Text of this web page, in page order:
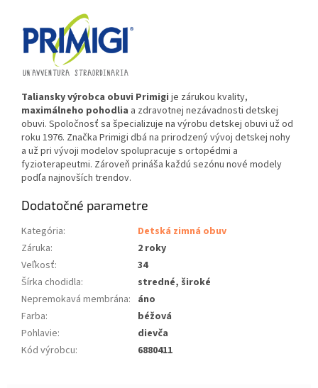
Taliansky výrobca obuvi Primigi je zárukou kvality,
maximálneho pohodlia a zdravotnej nezávadnosti detskej
obuvi. Spoločnosť sa špecializuje na výrobu detskej obuvi už od
roku 1976. Značka Primigi dbá na prirodzený vývoj detskej nohy
a už pri vývoji modelov spolupracuje s ortopédmi a
fyzioterapeutmi. Zároveň prináša každú sezónu nové modely
podľa najnovších trendov.
Dodatočné parametre
Kategória:
Detská zimná obuv
Záruka:
2 roky
Veľkosť:
34
Šírka chodidla:
stredné, široké
Nepremokavá membrána: áno
Farba:
béžová
Pohlavie:
dievča
Kód výrobcu: 6880411